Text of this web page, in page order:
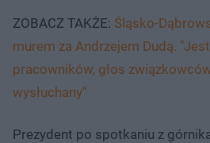
ZOBACZ TAKŻE: Śląsko-
murem za Andrzejem Dudą.
pracowników, głos
wysłuchany"
Prezydent po spotkaniu z